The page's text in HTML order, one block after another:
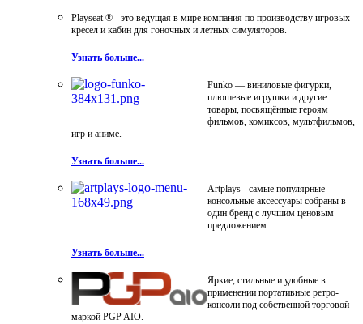
Playseat ® - это ведущая в мире компания по производству игровых
кресел и кабин для гоночных и летных симуляторов.
Узнать больше...
Funko — виниловые фигурки,
плюшевые игрушки и другие
товары, посвящённые героям
фильмов, комиксов, мультфильмов,
игр и аниме.
Узнать больше...
Artplays - самые популярные
консольные аксессуары собраны в
один бренд с лучшим ценовым
предложением.
Узнать больше...
Яркие, стильные и удобные в
применении портативные ретро-
консоли под собственной торговой
маркой PGP AIO.